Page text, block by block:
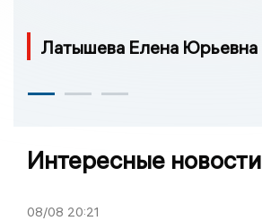
Латышева Елена Юрьевна
Интересные новости
08/08 20:21